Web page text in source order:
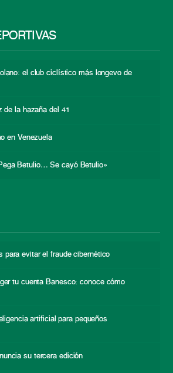
el club ciclístico más longevo de
de la hazaña del 41
en Venezuela
Betulio… Se cayó Betulio»
para evitar el fraude cibernético
tu cuenta Banesco: conoce cómo
artificial para pequeños
su tercera edición